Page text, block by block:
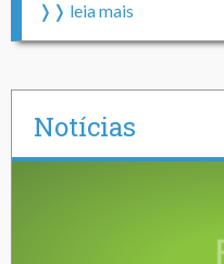
❭❭ leia mais
Notícias